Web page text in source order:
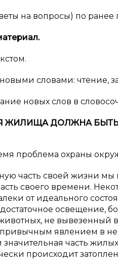
на вопросы) по
новыми словами: чтение,
новых слов в
ЖИЛИЩА ДОЛЖНА
проблема охраны
часть своей жизни
своего времени.
от идеального
освещение,
не вывезенный
явлением в
часть
происходит